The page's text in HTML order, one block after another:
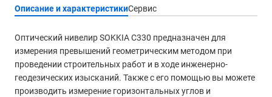
Описание и характеристикиСервис
Оптический нивелир SOKKIA С330 предназначен для
измерения превышений геометрическим методом при
проведении строительных работ и в ходе инженерно-
геодезических изысканий. Также с его помощью вы можете
производить измерение горизонтальных углов и